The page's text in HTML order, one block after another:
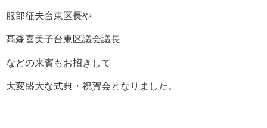
服部征夫台東区長や
髙森喜美子台東区議会議長
などの来賓もお招きして
大変盛大な式典・祝賀会となりました。